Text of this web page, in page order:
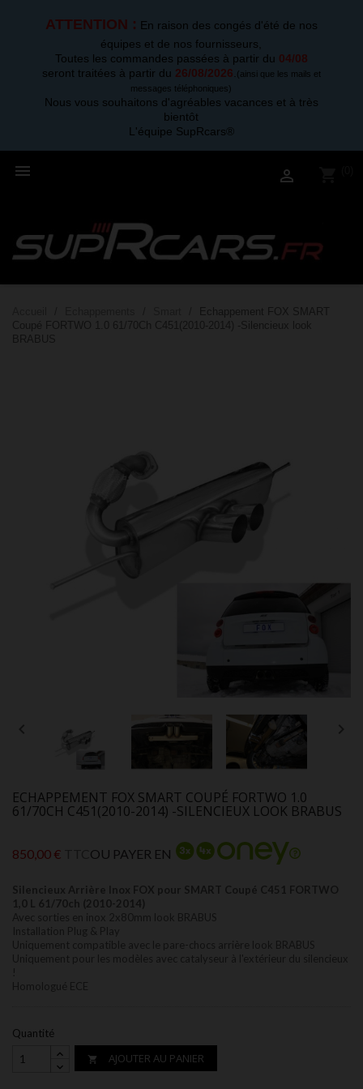
ATTENTION : En raison des congés d'été de nos
équipes et de nos fournisseurs,
Toutes les commandes passées à partir du 04/08
seront traitées à partir du 26/08/2026 (ainsi que les mails et
messages téléphoniques)
Nous vous souhaitons d'agréables vacances et à très
bientôt
L'équipe SupRcars®
 
ECHAPPEMENT FOX SMART COUPÉ FORTWO 1.0
61/70CH C451(2010-2014) -SILENCIEUX LOOK BRABUS
850,00 € OU PAYER EN
Quantité
 AJOUTER AU PANIER